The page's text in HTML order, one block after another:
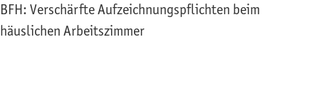
BFH: Verschärfte Aufzeichnungspflichten beim
häuslichen Arbeitszimmer